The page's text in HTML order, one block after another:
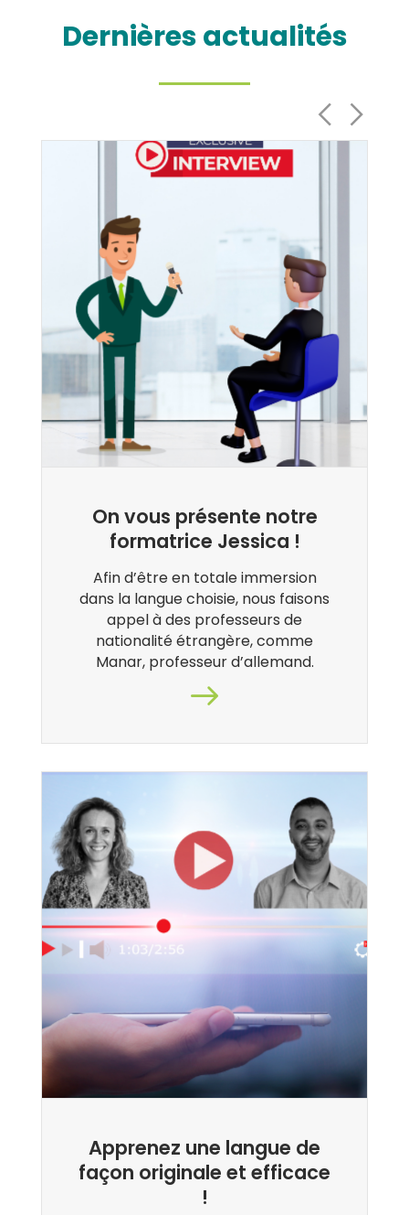
Dernières actualités
On vous présente notre
formatrice Jessica !
Afin d’être en totale immersion
dans la langue choisie, nous faisons
appel à des professeurs de
nationalité étrangère, comme
Manar, professeur d’allemand.
Apprenez une langue de
façon originale et efficace
!